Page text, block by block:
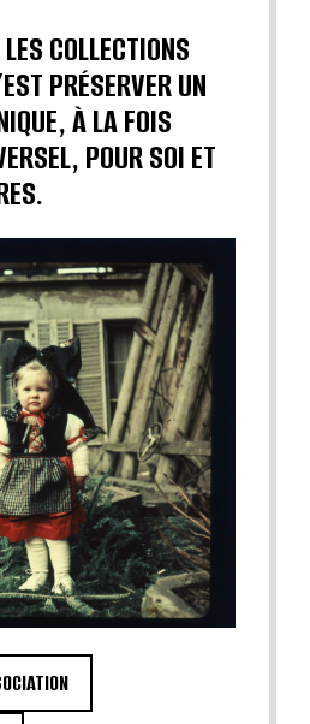
COLLECTIONS
PRÉSERVER UN
À LA FOIS
POUR SOI ET